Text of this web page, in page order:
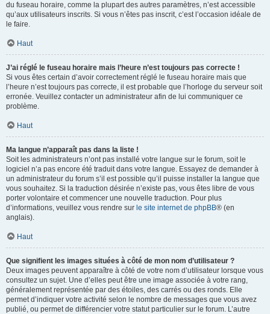
du fuseau horaire, comme la plupart des autres paramètres, n’est accessible
qu’aux utilisateurs inscrits. Si vous n’êtes pas inscrit, c’est l’occasion idéale de
le faire.
Haut
J’ai réglé le fuseau horaire mais l’heure n’est toujours pas correcte !
Si vous êtes certain d’avoir correctement réglé le fuseau horaire mais que
l’heure n’est toujours pas correcte, il est probable que l’horloge du serveur soit
erronée. Veuillez contacter un administrateur afin de lui communiquer ce
problème.
Haut
Ma langue n’apparaît pas dans la liste !
Soit les administrateurs n’ont pas installé votre langue sur le forum, soit le
logiciel n’a pas encore été traduit dans votre langue. Essayez de demander à
un administrateur du forum s’il est possible qu’il puisse installer la langue que
vous souhaitez. Si la traduction désirée n’existe pas, vous êtes libre de vous
porter volontaire et commencer une nouvelle traduction. Pour plus
d’informations, veuillez vous rendre sur le site internet de phpBB® (en
anglais).
Haut
Que signifient les images situées à côté de mon nom d’utilisateur ?
Deux images peuvent apparaître à côté de votre nom d’utilisateur lorsque vous
consultez un sujet. Une d’elles peut être une image associée à votre rang,
généralement représentée par des étoiles, des carrés ou des ronds. Elle
permet d’indiquer votre activité selon le nombre de messages que vous avez
publié, ou permet de différencier votre statut particulier sur le forum. L’autre